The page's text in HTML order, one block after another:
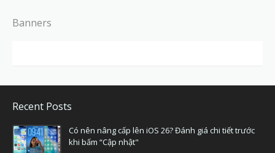
Banners
Recent Posts
Có nên nâng cấp lên iOS 26? Đánh giá chi tiết trước
khi bấm “Cập nhật"